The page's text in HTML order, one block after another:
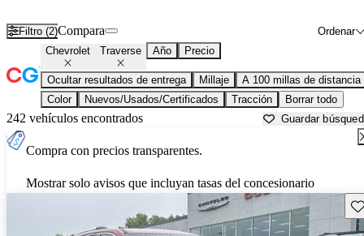
Filtro (2) Ordenar
Compara
Chevrolet Traverse Año Precio
Ocultar resultados de entrega Millaje
A 100 millas de distancia
Color
Nuevos/Usados/Certificados Tracción Borrar todo
242 vehículos encontrados Guardar
Compra con precios transparentes.
Mostrar solo avisos que incluyan tasas del concesionario